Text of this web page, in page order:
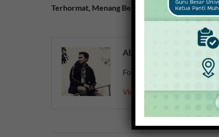
Terhormat, Menang Bermartabat’
About Choirul Amin
Founder PT. Cendekia
View all posts by Choirul